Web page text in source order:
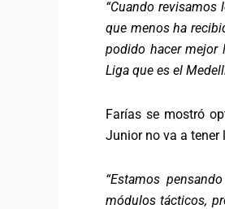
“Cuando
que menos ha
podido hacer mejor
Liga que es el
Farías se mostró
Junior no va a
“Estamos
módulos tácticos,